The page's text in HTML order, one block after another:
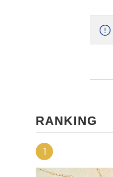
RANKING
1